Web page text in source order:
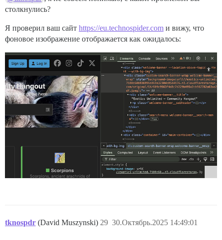
столкнулись?
Я проверил ваш сайт https://eu.technospider.com и вижу, что
фоновое изображение отображается как ожидалось:
tknospdr (David Muszynski) 30.Октябрь.2025 14:49:01
29